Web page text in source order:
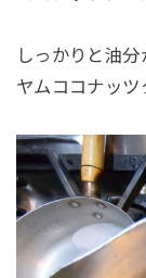
しっかりと油
ヤムココナッツ